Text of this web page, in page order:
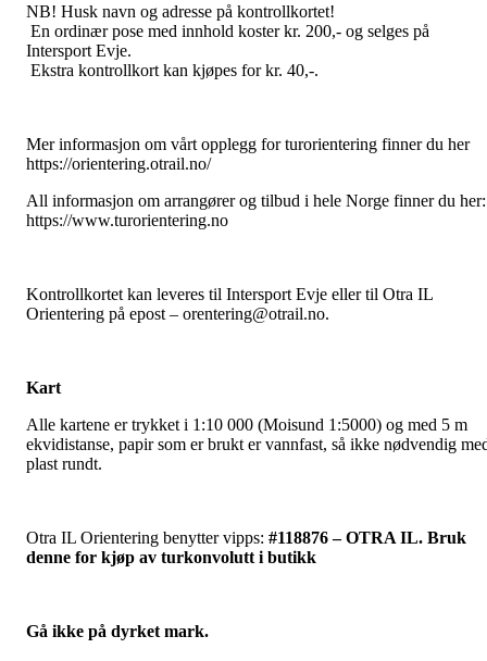
NB! Husk navn og adresse på kontrollkortet!
En ordinær pose med innhold koster kr. 200,- og selges på
Intersport Evje.
Ekstra kontrollkort kan kjøpes for kr. 40,-.
Mer informasjon om vårt opplegg for turorientering finner du her
https://orientering.otrail.no/
All informasjon om arrangører og tilbud i hele Norge finner du her:
https://www.turorientering.no
Kontrollkortet kan leveres til Intersport Evje eller til Otra IL
Orientering på epost – orentering@otrail.no.
Kart
Alle kartene er trykket i 1:10 000 (Moisund 1:5000) og med 5 m
ekvidistanse, papir som er brukt er vannfast, så ikke nødvendig
plast rundt.
Otra IL Orientering benytter vipps: #118876 – OTRA IL. Bruk
denne for kjøp av turkonvolutt i butikk
Gå ikke på dyrket mark.